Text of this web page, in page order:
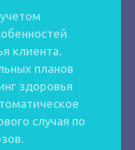
клиента.
планов
здоровья
случая по